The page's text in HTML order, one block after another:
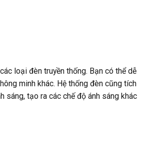
loại đèn truyền thống. Bạn có thể dễ
minh khác. Hệ thống đèn cũng tích
sáng, tạo ra các chế độ ánh sáng khác